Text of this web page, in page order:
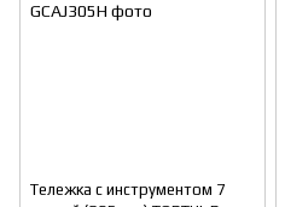
Тележка с инструментом 7